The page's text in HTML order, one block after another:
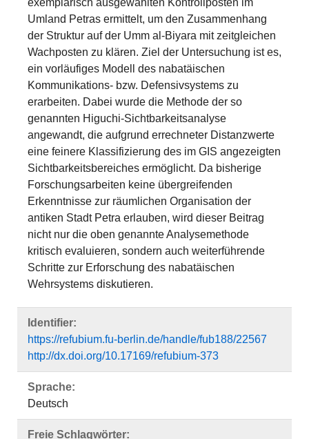
exemplarisch ausgewählten Kontrollposten im
Umland Petras ermittelt, um den Zusammenhang
der Struktur auf der Umm al-Biyara mit zeitgleichen
Wachposten zu klären. Ziel der Untersuchung ist es,
ein vorläufiges Modell des nabatäischen
Kommunikations- bzw. Defensivsystems zu
erarbeiten. Dabei wurde die Methode der so
genannten Higuchi-Sichtbarkeitsanalyse
angewandt, die aufgrund errechneter Distanzwerte
eine feinere Klassifizierung des im GIS angezeigten
Sichtbarkeitsbereiches ermöglicht. Da bisherige
Forschungsarbeiten keine übergreifenden
Erkenntnisse zur räumlichen Organisation der
antiken Stadt Petra erlauben, wird dieser Beitrag
nicht nur die oben genannte Analysemethode
kritisch evaluieren, sondern auch weiterführende
Schritte zur Erforschung des nabatäischen
Wehrsystems diskutieren.
Identifier:
https://refubium.fu-berlin.de/handle/fub188/22567
http://dx.doi.org/10.17169/refubium-373
Sprache:
Deutsch
Freie Schlagwörter: